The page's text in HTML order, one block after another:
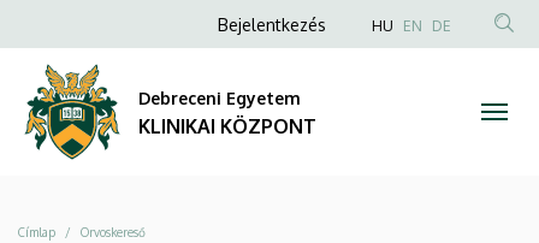
KLINIKAI
KÖZPONT
a
tartalomra
Anonim
fiók
menüje
Bejelentkezés HU EN DE
Debreceni Egyetem
KLINIKAI KÖZPONT
Címlap Orvoskereső